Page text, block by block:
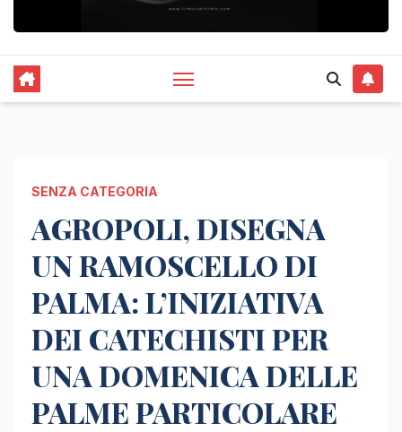
SENZA CATEGORIA
AGROPOLI, DISEGNA
UN RAMOSCELLO DI
PALMA: L’INIZIATIVA
DEI CATECHISTI PER
UNA DOMENICA DELLE
PALME PARTICOLARE